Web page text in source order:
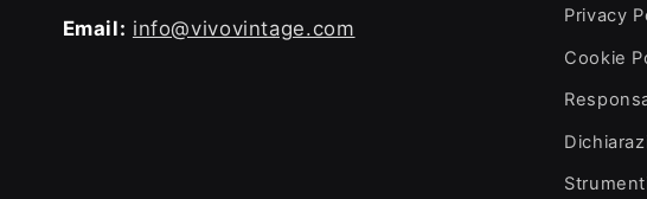
Email: info@vivovintage.com
Privacy
Cookie